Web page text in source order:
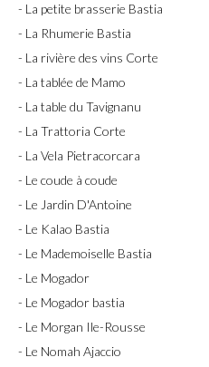
- La petite brasserie Bastia
- La Rhumerie Bastia
- La rivière des vins Corte
- La tablée de Mamo
- La table du Tavignanu
- La Trattoria Corte
- La Vela Pietracorcara
- Le coude à coude
- Le Jardin D'Antoine
- Le Kalao Bastia
- Le Mademoiselle Bastia
- Le Mogador
- Le Mogador bastia
- Le Morgan Ile-Rousse
- Le Nomah Ajaccio